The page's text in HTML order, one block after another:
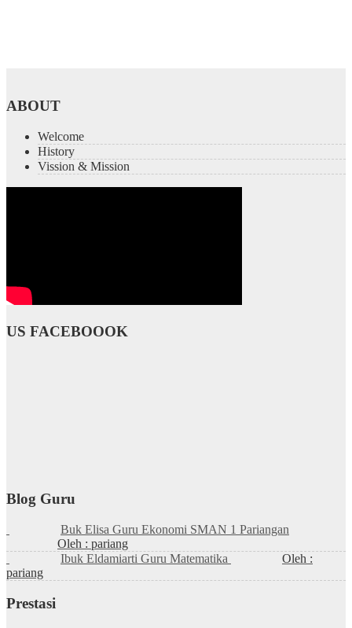
ABOUT
Welcome
History
Vission & Mission
US FACEBOOOK
Blog Guru
Buk Elisa Guru Ekonomi SMAN 1 Pariangan
Oleh : pariang
Ibuk Eldamiarti Guru Matematika
Oleh :
pariang
Prestasi